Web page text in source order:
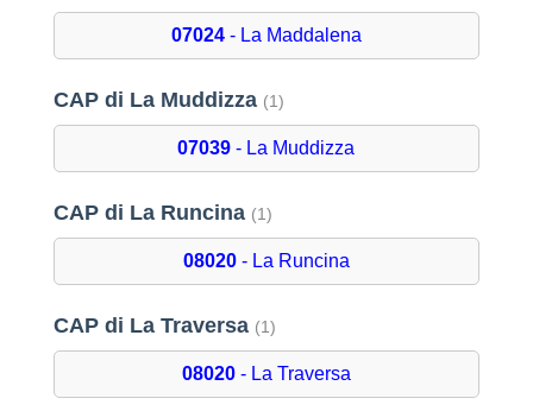
07024- La Maddalena
CAP di La Muddizza (1)
07039 - La Muddizza
CAP di La Runcina (1)
08020- La Runcina
CAP di La Traversa (1)
08020- La Traversa